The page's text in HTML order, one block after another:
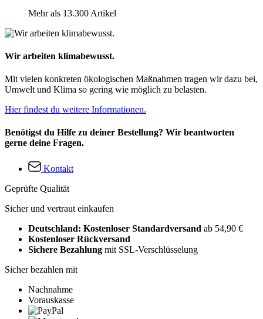
Mehr als 13.300 Artikel
Wir arbeiten klimabewusst.
Mit vielen konkreten ökologischen Maßnahmen tragen wir dazu bei,
Umwelt und Klima so gering wie möglich zu belasten.
Hier findest du weitere Informationen.
Benötigst du Hilfe zu deiner Bestellung? Wir beantworten
gerne deine Fragen.
Kontakt
Geprüfte Qualität
Sicher und vertraut einkaufen
Deutschland: Kostenloser Standardversand ab 54,90 €
Kostenloser Rückversand
Sichere Bezahlung mit SSL-Verschlüsselung
Sicher bezahlen mit
Nachnahme
Vorauskasse